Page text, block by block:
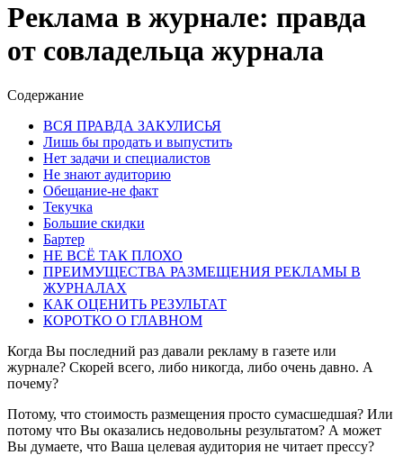
Реклама в журнале: правда
от совладельца журнала
Содержание
ВСЯ ПРАВДА ЗАКУЛИСЬЯ
Лишь бы продать и выпустить
Нет задачи и специалистов
Не знают аудиторию
Обещание-не факт
Текучка
Большие скидки
Бартер
НЕ ВСЁ ТАК ПЛОХО
ПРЕИМУЩЕСТВА РАЗМЕЩЕНИЯ РЕКЛАМЫ В
ЖУРНАЛАХ
КАК ОЦЕНИТЬ РЕЗУЛЬТАТ
КОРОТКО О ГЛАВНОМ
Когда Вы последний раз давали рекламу в газете или
журнале? Скорей всего, либо никогда, либо очень давно. А
почему?
Потому, что стоимость размещения просто сумасшедшая? Или
потому что Вы оказались недовольны результатом? А может
Вы думаете, что Ваша целевая аудитория не читает прессу?